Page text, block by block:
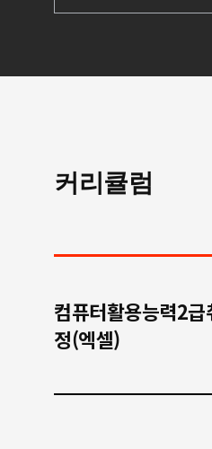
커리큘럼
컴퓨터활용능력2급
정(엑셀)